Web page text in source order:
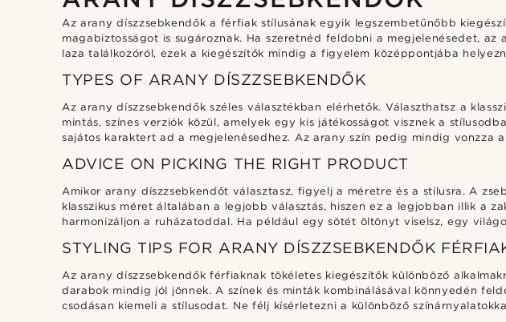
Az arany díszzsebkendők a férfiak stílusának egyik legszembetűnőbb
magabiztosságot is sugároznak. Ha szeretnéd feldobni a megjelenésedet,
laza találkozóról, ezek a kiegészítők mindig a figyelem középpontjába
TYPES OF ARANY DÍSZZSEBKENDŐK
Az arany díszzsebkendők széles választékban elérhetők. Választhatsz a
mintás, színes verziók közül, amelyek egy kis játékosságot visznek a
sajátos karaktert ad a megjelenésedhez. Az arany szín pedig mindig vonzza
ADVICE ON PICKING THE RIGHT PRODUCT
Amikor arany díszzsebkendőt választasz, figyelj a méretre és a stílusra. A
klasszikus méret általában a legjobb választás, hiszen ez a legjobban illik a
harmonizáljon a ruházatoddal. Ha például egy sötét öltönyt viselsz, egy
STYLING TIPS FOR ARANY DÍSZZSEBKENDŐK
Az arany díszzsebkendők férfiaknak tökéletes kiegészítők különböző
darabok mindig jól jönnek. A színek és minták kombinálásával könnyedén
csodásan kiemeli a stílusodat. Ne félj kísérletezni a különböző